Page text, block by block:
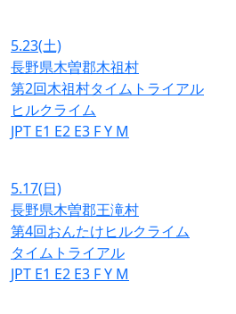
5.23(土)
長野県木曽郡木祖村
第2回木祖村タイムトライアル
ヒルクライム
JPT E1 E2 E3 FY M
5.17(日)
長野県木曽郡王滝村
第4回おんたけヒルクライム
タイムトライアル
JPT E1 E2 E3 FY M